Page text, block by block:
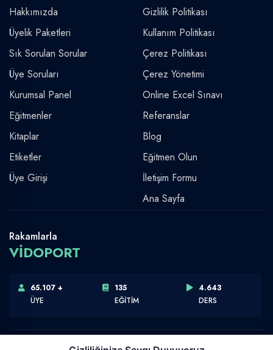
Hakkımızda
Üyelik Paketleri
Sık Sorulan Sorular
Üye Soruları
Kurumsal Panel
Eğitmenler
Kitaplar
Etiketler
Üye Girişi
Gizlilik Politikası
Kullanım Politikası
Çerez Politikası
Çerez Yönetimi
Online Excel Sınavı
Referanslar
Blog
Eğitmen Olun
İletişim Formu
Ana Sayfa
Rakamlarla
VİDOPORT
65.107 +
ÜYE
135
EĞİTİM
4.643
DERS